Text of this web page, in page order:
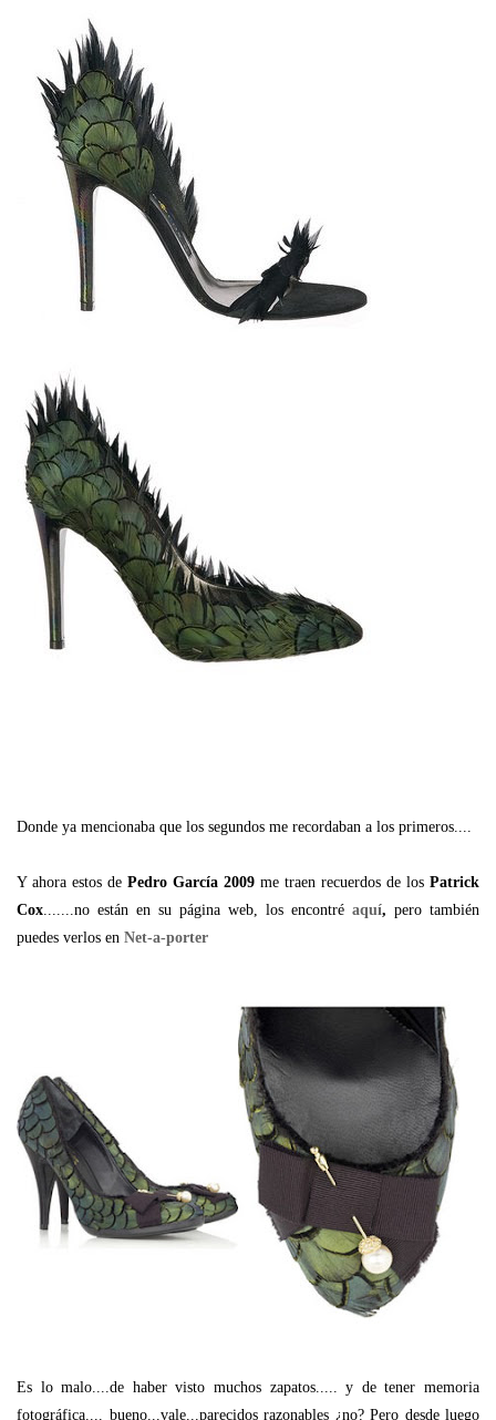
Donde ya mencionaba que los segundos me recordaban a los primeros....
Y ahora estos de Pedro García 2009 me traen recuerdos de los Patrick
Cox .......no están en su página web, los encontré aquí, pero también
puedes verlos en Net-a-porter
Es lo malo....de haber visto muchos zapatos..... y de tener memoria
fotográfica.... bueno...vale...parecidos razonables ¿no? Pero desde luego